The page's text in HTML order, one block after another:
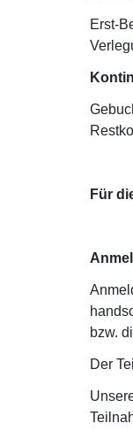
Erst-
Für
bzw.
Der